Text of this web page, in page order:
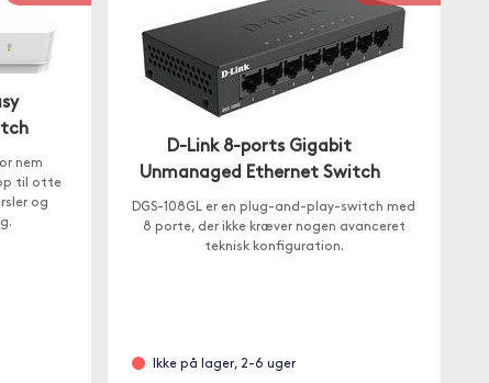
nem
til otte
og
D-Link 8-ports Gigabit
Unmanaged Ethernet Switch
DGS-108GL er en plug-and-play-switch med
8 porte, der ikke kræver nogen avanceret
teknisk konfiguration.
Ikke på lager, 2-6 uger